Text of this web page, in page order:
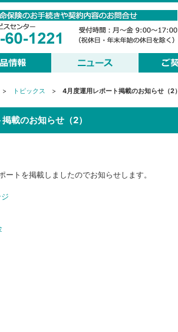
> トピックス > 4月度運用レポート掲載のお知らせ（2）
載のお知らせ（2）
ートを掲載しましたのでお知らせします。